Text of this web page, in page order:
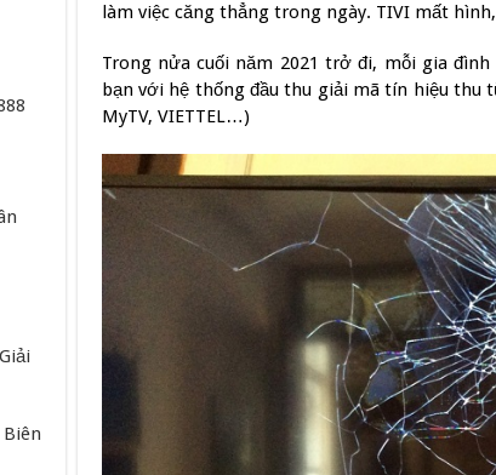
làm việc căng thẳng trong ngày. TIVI mất
Trong nửa cuối năm 2021 trở đi, mỗi gia
bạn với hệ thống đầu thu giải mã tín hiệu thu
MyTV, VIETTEL…)